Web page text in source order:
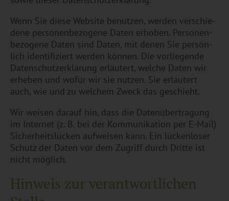
Wenn Sie diese Web­site be­nut­zen, wer­den ver­schie­
de­ne per­so­nen­be­zo­ge­ne Daten er­ho­ben. Per­so­nen­
be­zo­ge­ne Daten sind Daten, mit denen Sie per­sön­
lich iden­ti­fi­ziert wer­den kön­nen. Die vor­lie­gen­de
Da­ten­schut­z­er­klä­rung er­läu­tert, wel­che Daten wir
er­he­ben und wofür wir sie nut­zen. Sie er­läu­tert
auch, wie und zu wel­chem Zweck das ge­schieht.
Wir wei­sen dar­auf hin, dass die Da­ten­über­tra­gung
im In­ter­net (z. B. bei der Kom­mu­ni­ka­ti­on per E-Mail)
Si­cher­heits­lü­cken auf­wei­sen kann. Ein lü­cken­lo­ser
Schutz der Daten vor dem Zu­griff durch Drit­te ist
nicht mög­lich.
Hin­weis zur ver­ant­wort­li­chen